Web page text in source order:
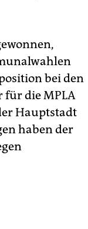
bei den
für die MPLA
Hauptstadt
haben der